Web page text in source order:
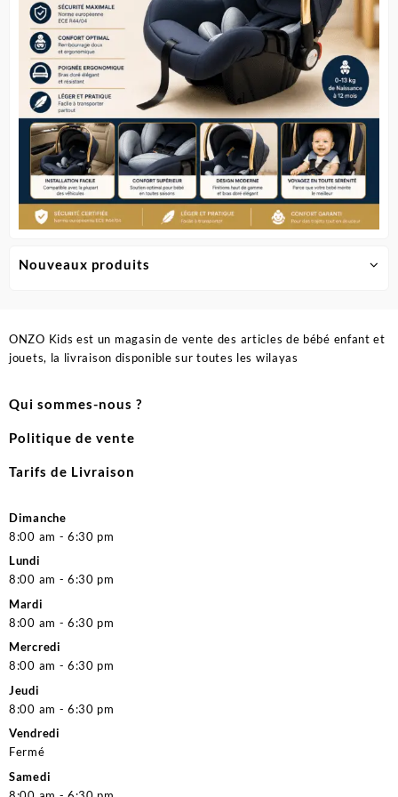
Nouveaux produits
la
page
du
produit
ONZO Kids est un magasin de vente des articles de bébé enfant et
jouets, la livraison disponible sur toutes les wilayas
Qui sommes-nous ?
Politique de vente
Tarifs de Livraison
Dimanche
8:00 am - 6:30 pm
Lundi
8:00 am - 6:30 pm
Mardi
8:00 am - 6:30 pm
Mercredi
8:00 am - 6:30 pm
Jeudi
8:00 am - 6:30 pm
Vendredi
Fermé
Samedi